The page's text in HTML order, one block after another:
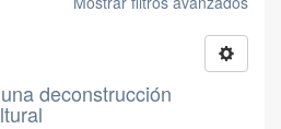
deconstrucción